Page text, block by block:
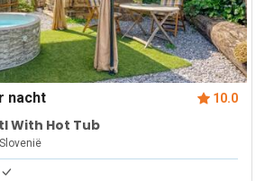
nacht 10.0
With Hot Tub